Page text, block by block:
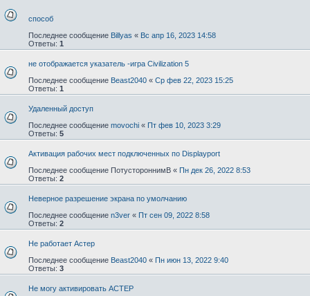
способ
Последнее сообщение Billyas « Вс апр 16, 2023 14:58
Ответы: 1
не отображается указатель -игра Civilization 5
Последнее сообщение Beast2040 « Ср фев 22, 2023 15:25
Ответы: 1
Удаленный доступ
Последнее сообщение movochi « Пт фев 10, 2023 3:29
Ответы: 5
Активация рабочих мест подключенных по Displayport
Последнее сообщение ПотустороннимВ « Пн дек 26, 2022 8:53
Ответы: 2
Неверное разрешение экрана по умолчанию
Последнее сообщение n3ver « Пт сен 09, 2022 8:58
Ответы: 2
Не работает Астер
Последнее сообщение Beast2040 « Пн июн 13, 2022 9:40
Ответы: 3
Не могу активировать АСТЕР